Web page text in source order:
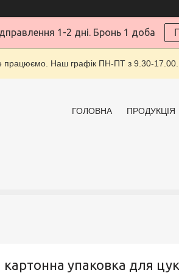
1-2 дні. Бронь 1 доба
працюємо. Наш графік ПН-ПТ з 9.30-
ГОЛОВНА ПРОДУКЦІЯ
картонна упаковка для